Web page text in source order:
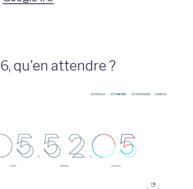
qu'en attendre ?